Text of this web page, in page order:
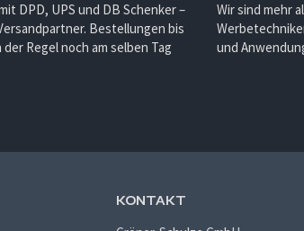
DPD, UPS und DB Schenker –
Bestellungen bis
der Regel noch am selben Tag
Wir sind mehr
und
KONTAKT